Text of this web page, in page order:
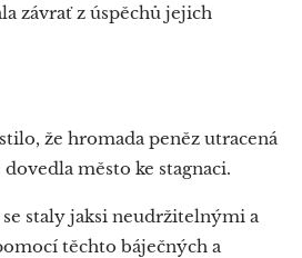
závrať z úspěchů jejich
že hromada peněz utracená
město ke stagnaci.
staly jaksi neudržitelnými a
těchto báječných a